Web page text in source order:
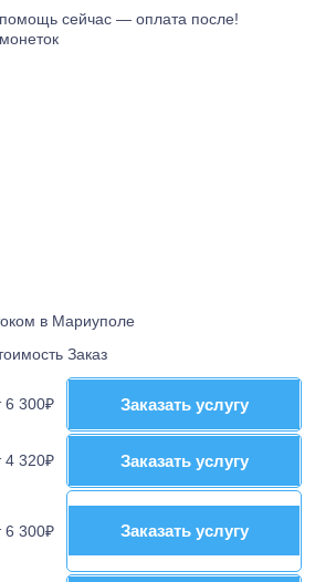
гипнозом
стационар
неврозов
от ставок на спорт
депрессии
расстройств
сейчас — оплата после!
в Мариуполе
Заказ
6 300₽ Заказать услугу
Заказать услугу
4 320₽ Заказать услугу
Заказать услугу
6 300₽ Заказать услугу
Заказать услугу